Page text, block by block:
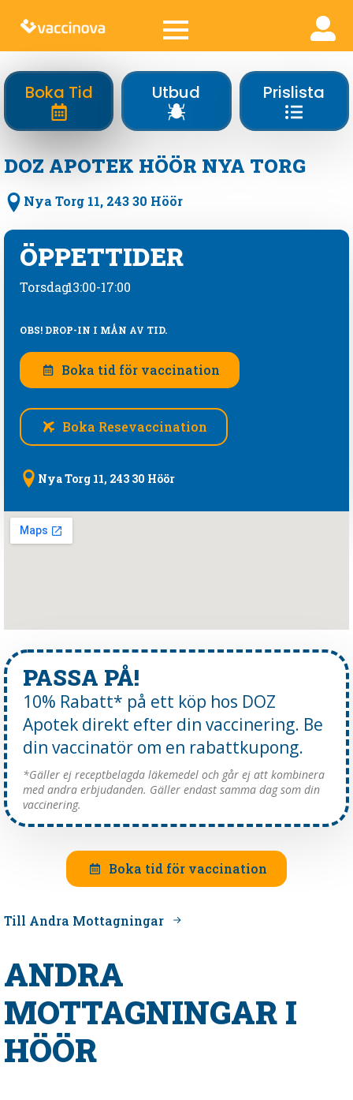
Boka Tid Utbud Prislista
DOZ APOTEK HÖÖR NYA TORG
Nya Torg 11, 243 30 Höör
ÖPPETTIDER
Torsdag13:00-17:00
OBS! DROP-IN I MÅN AV TID.
Boka tid för vaccination
Boka Resevaccination
Nya Torg 11, 243 30 Höör
PASSA PÅ!
10% Rabatt* på ett köp hos DOZ
Apotek direkt efter din vaccinering. Be
din vaccinatör om en rabattkupong.
*Gäller ej receptbelagda läkemedel och går ej att kombinera
med andra erbjudanden. Gäller endast samma dag som din
vaccinering.
Boka tid för vaccination
Till Andra Mottagningar
ANDRA
MOTTAGNINGAR I
HÖÖR